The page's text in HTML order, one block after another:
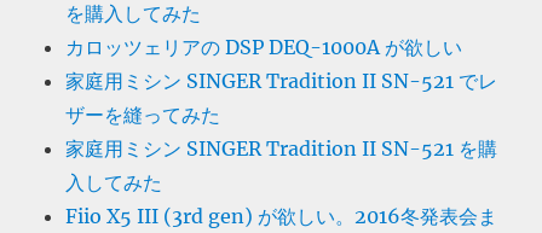
を購入してみた
カロッツェリアの DSP DEQ-1000A が欲しい
家庭用ミシン SINGER Tradition II SN-521 でレ
ザーを縫ってみた
家庭用ミシン SINGER Tradition II SN-521 を購
入してみた
Fiio X5 III (3rd gen) が欲しい。2016冬発表会ま